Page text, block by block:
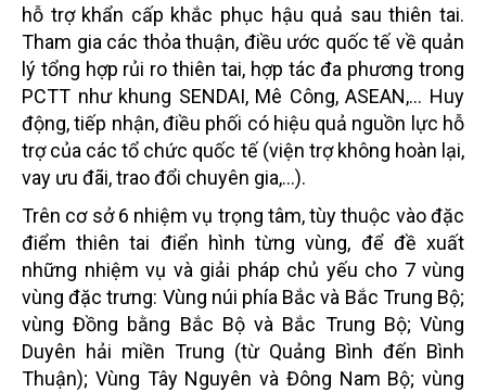
hỗ trợ khẩn cấp khắc phục hậu quả sau thiên tai.
Tham gia các thỏa thuận, điều ước quốc tế về quản
lý tổng hợp rủi ro thiên tai, hợp tác đa phương trong
PCTT như khung SENDAI, Mê Công, ASEAN,... Huy
động, tiếp nhận, điều phối có hiệu quả nguồn lực hỗ
trợ của các tổ chức quốc tế (viện trợ không hoàn lại,
vay ưu đãi, trao đổi chuyên gia,...).
Trên cơ sở 6 nhiệm vụ trọng tâm, tùy thuộc vào đặc
điểm thiên tai điển hình từng vùng, để đề xuất
những nhiệm vụ và giải pháp chủ yếu cho 7 vùng
vùng đặc trưng: Vùng núi phía Bắc và Bắc Trung Bộ;
vùng Đồng bằng Bắc Bộ và Bắc Trung Bộ; Vùng
Duyên hải miền Trung (từ Quảng Bình đến Bình
Thuận); Vùng Tây Nguyên và Đông Nam Bộ; vùng